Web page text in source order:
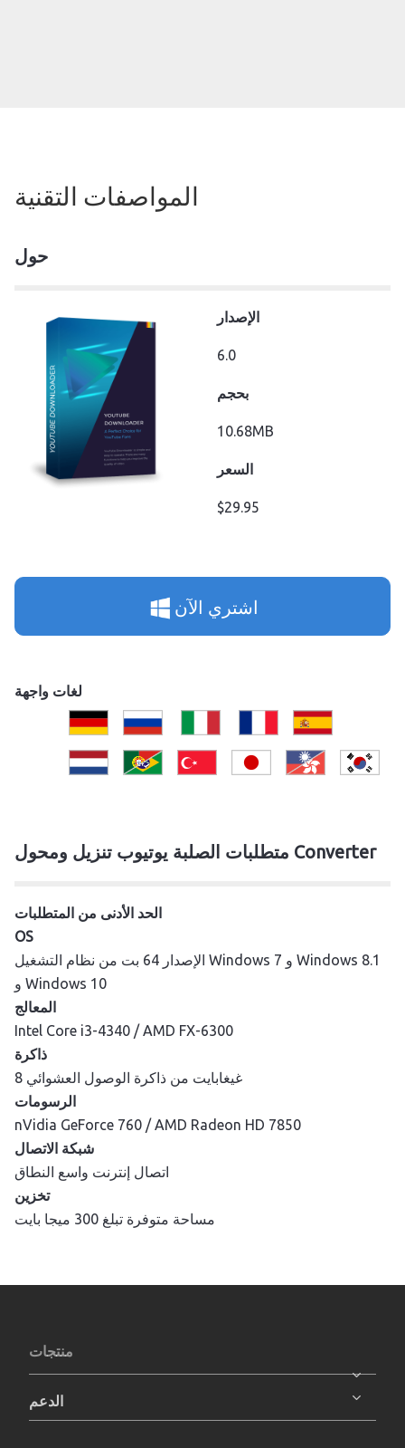
المواصفات التقنية
حول
الإصدار
6.0
بحجم
10.68MB
السعر
$29.95
اشتري الآن
لغات واجهة
متطلبات الصلبة يوتيوب تنزيل ومحول Converter
الحد الأدنى من المتطلبات
OS
الإصدار 64 بت من نظام التشغيل Windows 7 و Windows 8.1
و Windows 10
المعالج
Intel Core i3-4340 / AMD FX-6300
ذاكرة
8 غيغابايت من ذاكرة الوصول العشوائي
الرسومات
nVidia GeForce 760 / AMD Radeon HD 7850
شبكة الاتصال
اتصال إنترنت واسع النطاق
تخزين
مساحة متوفرة تبلغ 300 ميجا بايت
منتجات
الدعم